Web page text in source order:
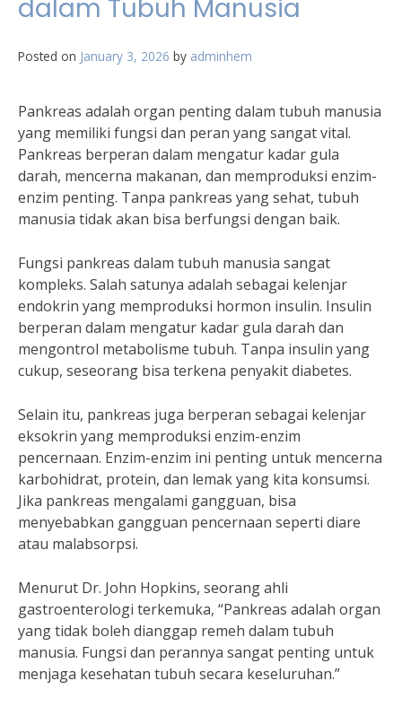
dalam Tubuh Manusia
Posted on January 3, 2026 by adminhem
Pankreas adalah organ penting dalam tubuh manusia
yang memiliki fungsi dan peran yang sangat vital.
Pankreas berperan dalam mengatur kadar gula
darah, mencerna makanan, dan memproduksi enzim-
enzim penting. Tanpa pankreas yang sehat, tubuh
manusia tidak akan bisa berfungsi dengan baik.
Fungsi pankreas dalam tubuh manusia sangat
kompleks. Salah satunya adalah sebagai kelenjar
endokrin yang memproduksi hormon insulin. Insulin
berperan dalam mengatur kadar gula darah dan
mengontrol metabolisme tubuh. Tanpa insulin yang
cukup, seseorang bisa terkena penyakit diabetes.
Selain itu, pankreas juga berperan sebagai kelenjar
eksokrin yang memproduksi enzim-enzim
pencernaan. Enzim-enzim ini penting untuk mencerna
karbohidrat, protein, dan lemak yang kita konsumsi.
Jika pankreas mengalami gangguan, bisa
menyebabkan gangguan pencernaan seperti diare
atau malabsorpsi.
Menurut Dr. John Hopkins, seorang ahli
gastroenterologi terkemuka, “Pankreas adalah organ
yang tidak boleh dianggap remeh dalam tubuh
manusia. Fungsi dan perannya sangat penting untuk
menjaga kesehatan tubuh secara keseluruhan.”